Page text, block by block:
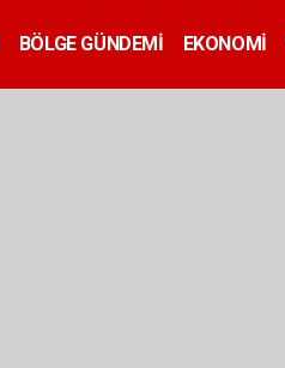
BÖLGE GÜNDEMİ EKONOMİ